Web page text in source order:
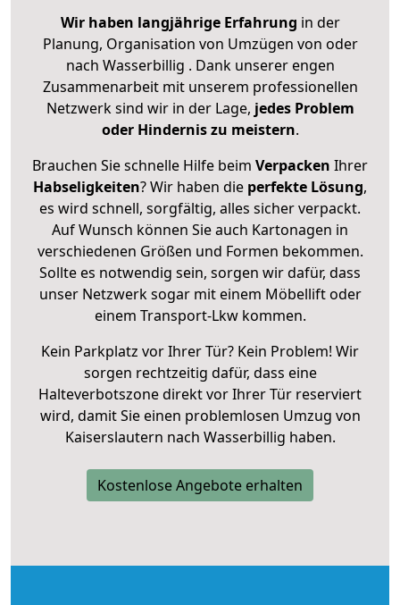
Wir haben langjährige Erfahrung in der
Planung, Organisation von Umzügen von oder
nach Wasserbillig . Dank unserer engen
Zusammenarbeit mit unserem professionellen
Netzwerk sind wir in der Lage, jedes Problem
oder Hindernis zu meistern.
Brauchen Sie schnelle Hilfe beim Verpacken Ihrer
Habseligkeiten? Wir haben die perfekte Lösung,
es wird schnell, sorgfältig, alles sicher verpackt.
Auf Wunsch können Sie auch Kartonagen in
verschiedenen Größen und Formen bekommen.
Sollte es notwendig sein, sorgen wir dafür, dass
unser Netzwerk sogar mit einem Möbellift oder
einem Transport-Lkw kommen.
Kein Parkplatz vor Ihrer Tür? Kein Problem! Wir
sorgen rechtzeitig dafür, dass eine
Halteverbotszone direkt vor Ihrer Tür reserviert
wird, damit Sie einen problemlosen Umzug von
Kaiserslautern nach Wasserbillig haben.
Kostenlose Angebote erhalten